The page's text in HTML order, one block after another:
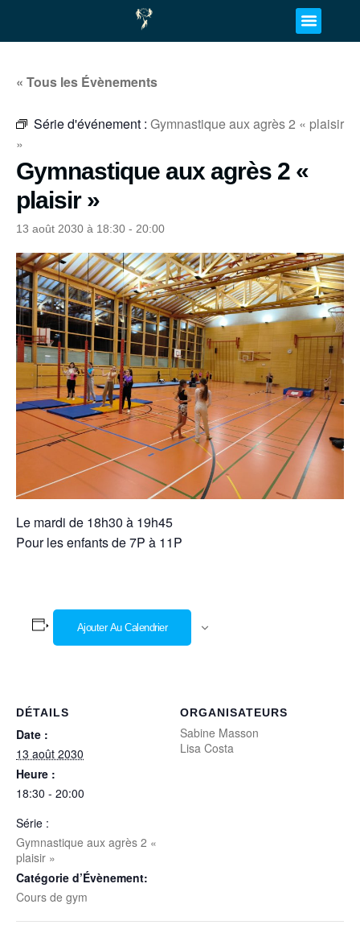
« Tous les Évènements
Série d'événement : Gymnastique aux agrès 2 « plaisir
»
Gymnastique aux agrès 2 «
plaisir »
13 août 2030 à 18:30 - 20:00
Le mardi de 18h30 à 19h45
Pour les enfants de 7P à 11P
Ajouter Au Calendrier
DÉTAILS
Date :
13 août 2030
Heure :
18:30 - 20:00
Série :
Gymnastique aux agrès 2 «
plaisir »
Catégorie d’Évènement:
Cours de gym
ORGANISATEURS
Sabine Masson
Lisa Costa